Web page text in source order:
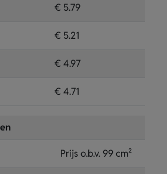
€ 5.79
€ 5.21
€ 4.97
€ 4.71
Prijs o.b.v. 99 cm²